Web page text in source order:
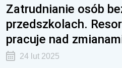
Zatrudnianie osób
przedszkolach.
pracuje nad
24 lut 2025